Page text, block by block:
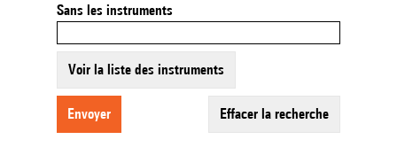
Sans les instruments
Voir la liste des instruments
envoyer effacer la recherche